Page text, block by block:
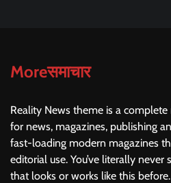
Moreसमाचार
Reality News theme is a
for news, magazines, publishing
fast-loading modern magazines
editorial use. You’ve literally never
that looks or works like this before.